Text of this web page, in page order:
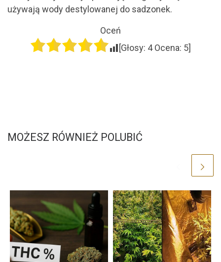
używają wody destylowanej do sadzonek.
Oceń
[Głosy: 4Ocena: 5]
MOŻESZ RÓWNIEŻ POLUBIĆ